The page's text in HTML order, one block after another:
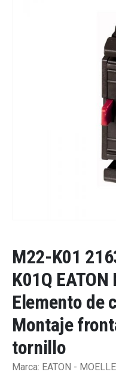
M22-K01
K01Q EATON
Elemento de
Montaje
tornillo
Marca: EATON -